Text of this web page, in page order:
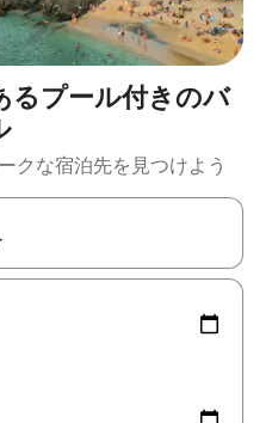
るプール付きのバ
クな宿泊先を見つけよう
の矢印キーを使って移動するか